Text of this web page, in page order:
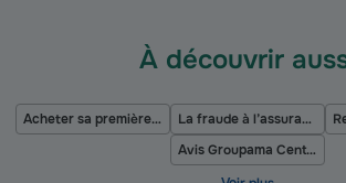
À découvrir
Acheter sa première voiture à 18 ans La fraude à l’assurance
Avis Groupama Centre Manche